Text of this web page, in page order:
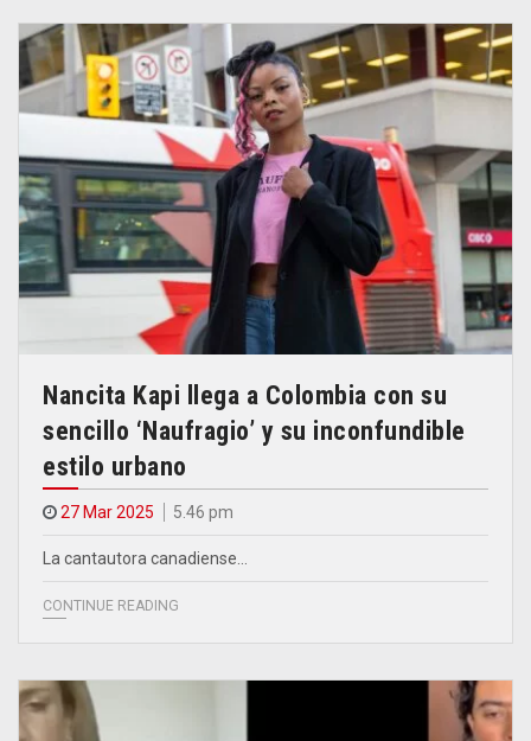
Nancita Kapi llega a Colombia con su
sencillo ‘Naufragio’ y su inconfundible
estilo urbano
27 Mar 2025 5.46 pm
La cantautora canadiense…
CONTINUE READING